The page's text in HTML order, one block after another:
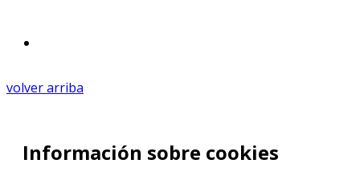
volver arriba
Información sobre cookies